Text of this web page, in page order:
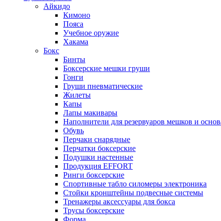
Айкидо
Кимоно
Пояса
Учебное оружие
Хакама
Бокс
Бинты
Боксерские мешки груши
Гонги
Груши пневматические
Жилеты
Капы
Лапы макивары
Наполнители для резервуаров мешков и
Обувь
Перчаки снарядные
Перчатки боксерские
Подушки настенные
Продукция EFFORT
Ринги боксерские
Спортивные табло силомеры электроника
Стойки кронштейны подвесные системы
Тренажеры аксессуары для бокса
Трусы боксерские
Форма